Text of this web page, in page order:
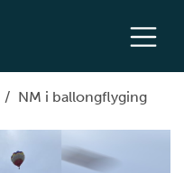
/ NM i ballongflyging